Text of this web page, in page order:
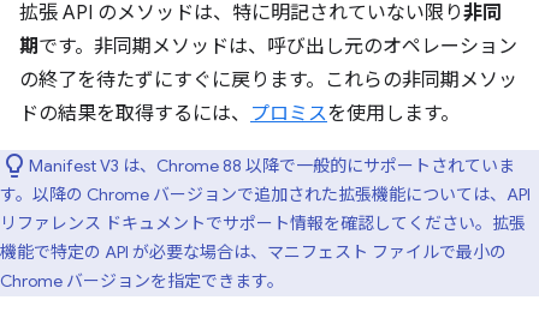
拡張 API のメソッドは、特に明記されていない限り非同
期です。非同期メソッドは、呼び出し元のオペレーション
の終了を待たずにすぐに戻ります。これらの非同期メソッ
ドの結果を取得するには、 プロミスを使用します。
Manifest V3 は、Chrome 88 以降で一般的にサポートされていま
す。以降の Chrome バージョンで追加された拡張機能については、API
リファレンス ドキュメントでサポート情報を確認してください。拡張
機能で特定の API が必要な場合は、マニフェスト ファイルで最小の
Chrome バージョンを指定できます。